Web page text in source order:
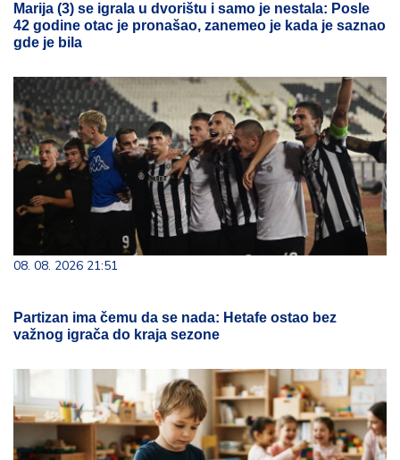
Marija (3) se igrala u dvorištu i samo je nestala: Posle
42 godine otac je pronašao, zanemeo je kada je saznao
gde je bila
08. 08. 2026 21:51
Partizan ima čemu da se nada: Hetafe ostao bez
važnog igrača do kraja sezone